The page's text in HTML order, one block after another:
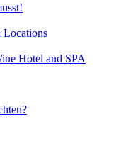
Locations
Hotel and SPA